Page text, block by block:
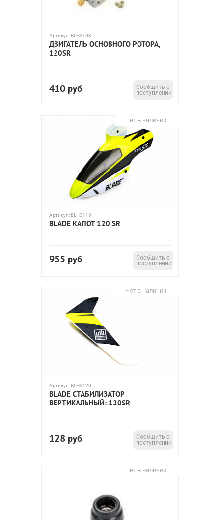
Артикул: BLH3103
ДВИГАТЕЛЬ ОСНОВНОГО РОТОРА,
120SR
410 руб
Сообщить о
поступлении
Нет в наличии
Артикул: BLH3118
BLADE КАПОТ 120 SR
955 руб
Сообщить о
поступлении
Нет в наличии
Артикул: BLH3120
BLADE СТАБИЛИЗАТОР
ВЕРТИКАЛЬНЫЙ: 120SR
128 руб
Сообщить о
поступлении
Нет в наличии